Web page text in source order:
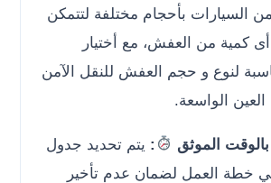
من السيارات بأحجام مختلفة لتتمكن
كمية من العفش، مع أختيار
لنوع و حجم العفش للنقل الآمن
الواسعة.
بالوقت الموثق : يتم تحديد جدول
خطة العمل لضمان عدم تأخير